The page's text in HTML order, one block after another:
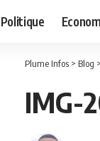
Politique
Plume Infos > Blog >
IMG-